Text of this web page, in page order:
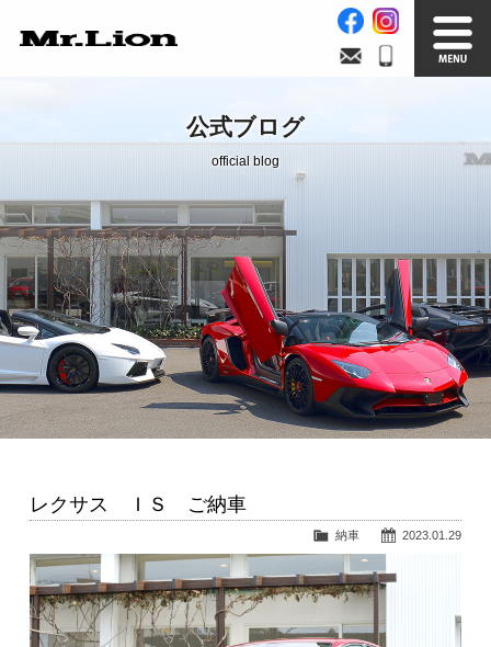
在庫車情報 買取無料査定
Factory
自社工場 サービス案内
Official Blog
公式ブログ
Company info.
会社案内
公式ブログ
official blog
レクサス ＩＳ ご納車
2023.01.29
納車